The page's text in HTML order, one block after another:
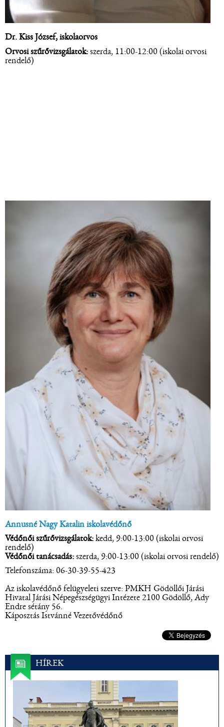
Dr. Kiss József, iskolaorvos
Orvosi szűrővizsgálatok: szerda, 11:00-12:00 (iskolai orvosi
rendelő)
Annusné Nagy Katalin iskolavédőnő
Védőnői szűrővizsgálatok: kedd, 9:00-13:00 (iskolai orvosi
rendelő)
Védőnői tanácsadás: szerda, 9:00-13:00 (iskolai orvosi rendelő)
Telefonszáma: 06-30-39-55-423
Az iskolavédőnő felügyeleti szerve: PMKH Gödöllői Járási
Hivatal Járási Népegészségügyi Intézete 2100 Gödöllő, Ady
Endre sétány 56.
Káposztás Istvánné Vezetővédőnő
HÍREK